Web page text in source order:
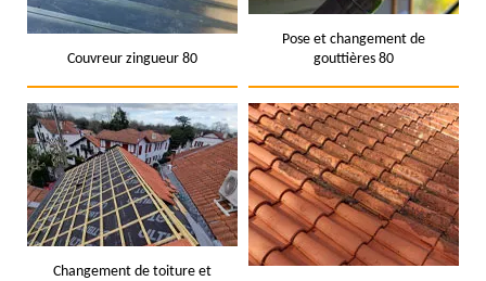
Couvreur zingueur 80
Pose et changement de
gouttières 80
Changement de toiture et